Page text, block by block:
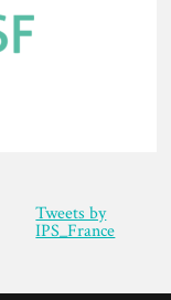
Tweets by
IPS_France